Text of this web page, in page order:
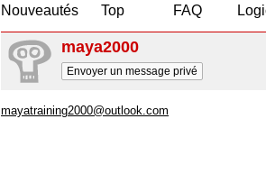
Nouveautés
Top
FAQ
maya2000
Envoyer un message privé
mayatraining2000@outlook.com